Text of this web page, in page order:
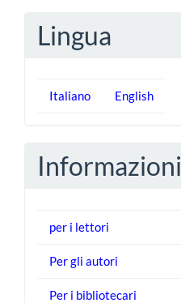
Lingua
Italiano English
Informazioni
per i lettori
Per gli autori
Per i bibliotecari